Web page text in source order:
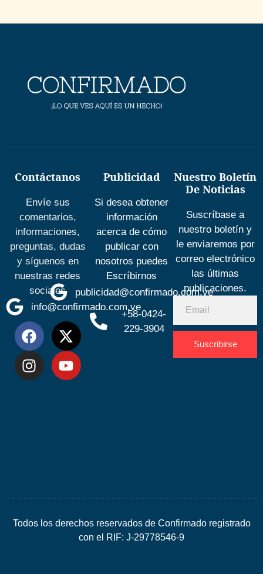
Contáctanos
Envíe sus
comentarios,
informaciones,
preguntas, dudas
y síguenos en
nuestras redes
sociales
info@confirmado.com.ve
Publicidad
Si desea obtener
información
acerca de cómo
publicar con
nosotros puedes
Escríbirnos
publicidad@confirmado.com.ve
+58-0424-
229-3904
Nuestro Boletín
De Noticias
Suscríbase a
nuestro boletín y
le enviaremos por
correo electrónico
las últimas
publicaciones.
Suscribirse
Todos los derechos reservados de Confirmado registrado
con el RIF: J-29778546-9